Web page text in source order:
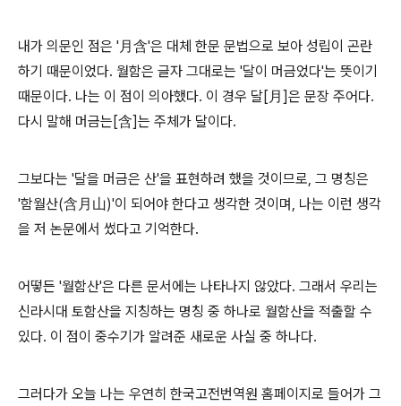
내가 의문인 점은 '月含'은 대체 한문 문법으로 보아 성립이 곤란
하기 때문이었다. 월함은 글자 그대로는 '달이 머금었다'는 뜻이기
때문이다. 나는 이 점이 의아했다. 이 경우 달[月]은 문장 주어다.
다시 말해 머금는[含]는 주체가 달이다.
그보다는 '달을 머금은 산'을 표현하려 했을 것이므로, 그 명칭은
'함월산(含月山)'이 되어야 한다고 생각한 것이며, 나는 이런 생각
을 저 논문에서 썼다고 기억한다.
어떻든 '월함산'은 다른 문서에는 나타나지 않았다. 그래서 우리는
신라시대 토함산을 지칭하는 명칭 중 하나로 월함산을 적출할 수
있다. 이 점이 중수기가 알려준 새로운 사실 중 하나다.
그러다가 오늘 나는 우연히 한국고전번역원 홈페이지로 들어가 그